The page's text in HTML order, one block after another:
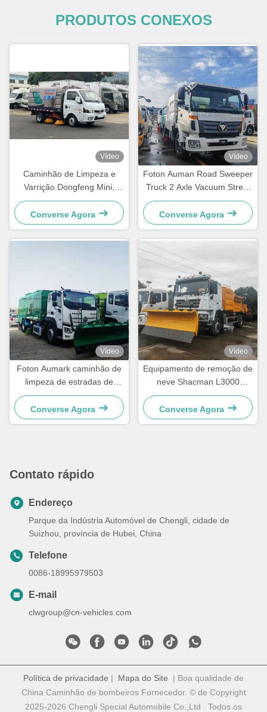
PRODUTOS CONEXOS
Vídeo
Caminhão de Limpeza e
Varrição Dongfeng Mini,
Sucção de Poeira e
Pulverização de Água
Converse Agora
Vídeo
Foton Auman Road Sweeper
Truck 2 Axle Vacuum Street
Sweeper Truck
Converse Agora
Vídeo
Foton Aumark caminhão de
limpeza de estradas de
vácuo com remoção de neve
Converse Agora
Vídeo
Equipamento de remoção de
neve Shacman L3000
336HP, pá carregadeira,
varredora de neve
Converse Agora
Contato rápido
Endereço
Parque da Indústria Automóvel de Chengli, cidade de
Suizhou, província de Hubei, China
Telefone
0086-18995979503
E-mail
clwgroup@cn-vehicles.com
Política de privacidade | Mapa do Site | Boa qualidade de
China Caminhão de bombeiros Fornecedor. © de Copyright
2025-2026 Chengli Special Automobile Co.,Ltd . Todos os